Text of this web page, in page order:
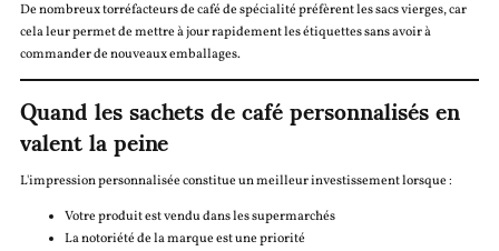
De nombreux torréfacteurs de café de spécialité préfèrent les sacs vierges, car
cela leur permet de mettre à jour rapidement les étiquettes sans avoir à
commander de nouveaux emballages.
Quand les sachets de café personnalisés en
valent la peine
L'impression personnalisée constitue un meilleur investissement lorsque :
Votre produit est vendu dans les supermarchés
La notoriété de la marque est une priorité